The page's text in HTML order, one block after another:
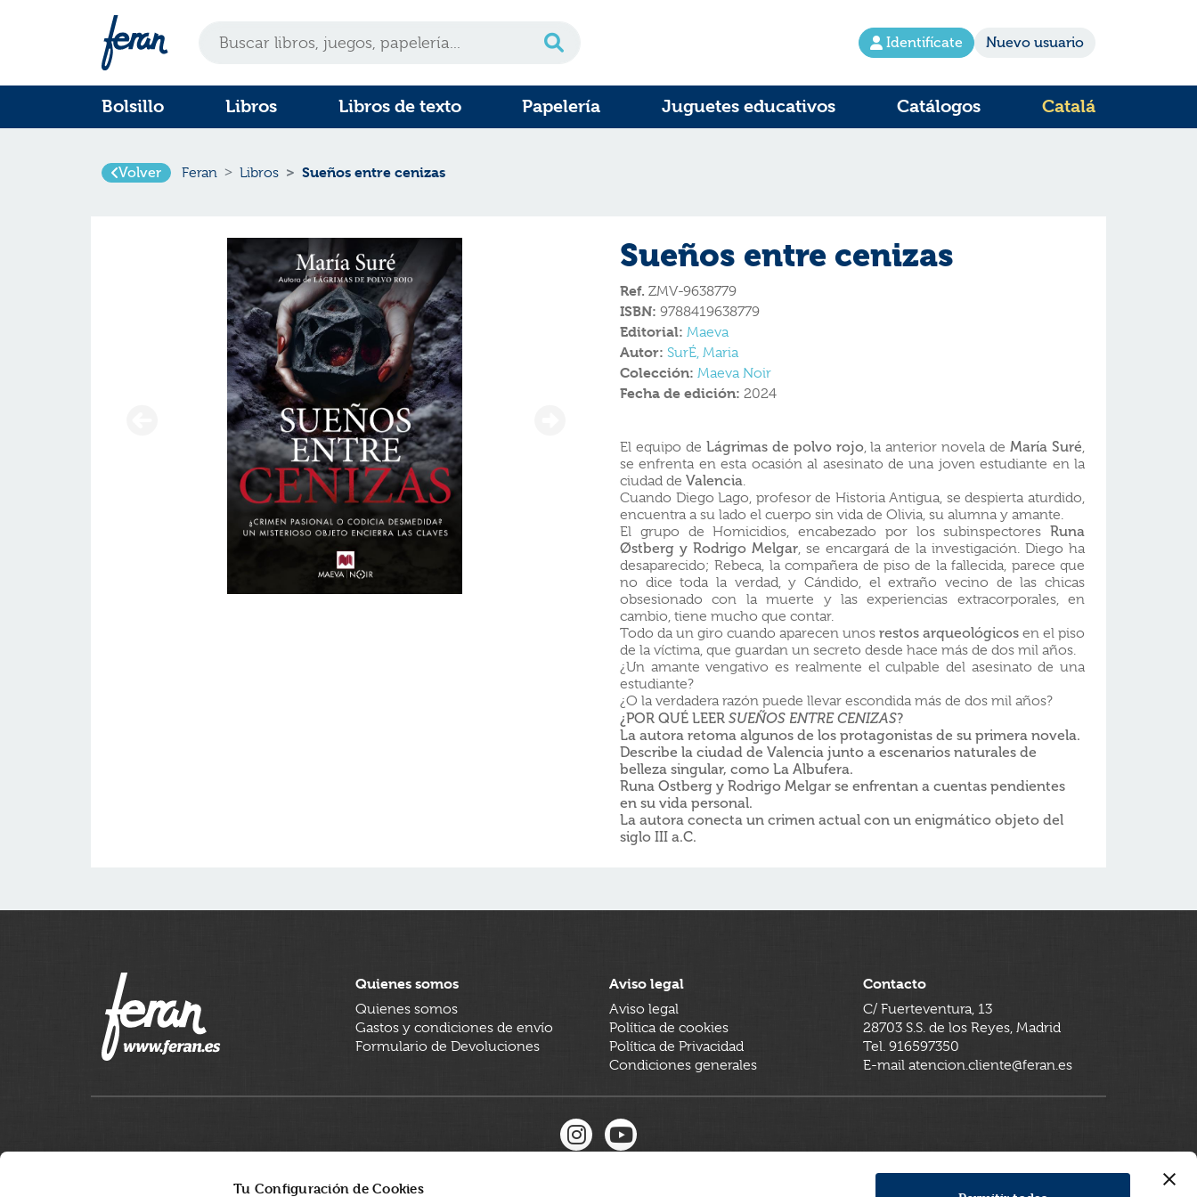
Tu Configuración de Cookies
Identifícate Nuevo usuario
Bolsillo Libros Libros de texto Papelería Juguetes educativos Catálogos Catalá
Volver Feran Libros Sueños entre cenizas
Sueños entre cenizas
Ref. ZMV-9638779
ISBN: 9788419638779
Editorial: Maeva
Autor: SurÉ, Maria
Colección: Maeva Noir
Fecha de edición: 2024
El equipo de Lágrimas de polvo rojo, la anterior novela deMaría Suré,
se enfrenta en esta ocasión al asesinato de una joven estudiante en la
ciudad de Valencia.
Cuando Diego Lago, profesor de Historia Antigua, se despierta aturdido,
encuentra a su lado el cuerpo sin vida de Olivia, su alumna y amante.
El grupo de Homicidios, encabezado por los subinspectores Runa
Østberg y Rodrigo Melgar, se encargará de la investigación. Diego ha
desaparecido; Rebeca, la compañera de piso de la fallecida, parece que
no dice toda la verdad, y Cándido, el extraño vecino de las chicas
obsesionado con la muerte y las experiencias extracorporales, en
cambio, tiene mucho que contar.
Todo da un giro cuando aparecen unos restos arqueológicos en el piso
de la víctima, que guardan un secreto desde hace más de dos mil años.
¿Un amante vengativo es realmente el culpable del asesinato de una
estudiante?
¿O la verdadera razón puede llevar escondida más de dos mil años?
¿POR QUÉ LEER SUEÑOS ENTRE CENIZAS?
La autora retoma algunos de los protagonistas de su primera novela.
Describe la ciudad de Valencia junto a escenarios naturales de
belleza singular, como La Albufera.
Runa Ostberg y Rodrigo Melgar se enfrentan a cuentas pendientes
en su vida personal.
La autora conecta un crimen actual con un enigmático objeto del
siglo III a.C.
Quienes somos
Quienes somos
Gastos y condiciones de envío
Formulario de Devoluciones
Aviso legal
Aviso legal
Política de cookies
Política de Privacidad
Condiciones generales
Contacto
C/ Fuerteventura, 13
28703 S.S. de los Reyes, Madrid
Tel. 916597350
E-mail atencion.cliente@feran.es